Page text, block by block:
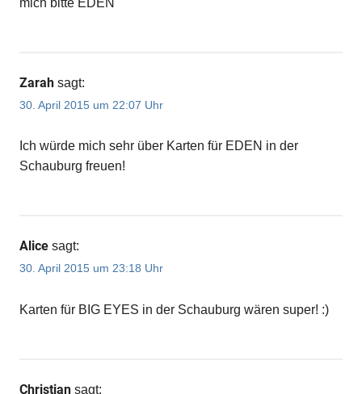
Zarah sagt:
30. April 2015 um 22:07 Uhr
Ich würde mich sehr über Karten für EDEN in der
Schauburg freuen!
Alice sagt:
30. April 2015 um 23:18 Uhr
Karten für BIG EYES in der Schauburg wären super! :)
Christian sagt: